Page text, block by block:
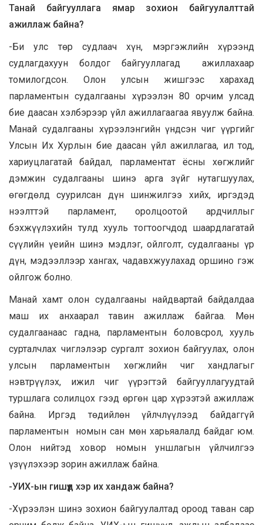
Танай байгууллага ямар зохион байгуулалттай
ажиллаж байна?
-Би улс төр судлаач хүн, мэргэжлийн хүрээнд
судлагдахуун болдог байгууллагад ажиллахаар
томилогдсон. Олон улсын жишгээс харахад
парламентын судалгааны хүрээлэн 80 орчим улсад
бие даасан хэлбэрээр үйл ажиллагаагаа явуулж байна.
Манай судалгааны хүрээлэнгийн үндсэн чиг үүргийг
Улсын Их Хурлын бие даасан үйл ажиллагаа, ил тод,
хариуцлагатай байдал, парламентат ёсны хөгжлийг
дэмжин судалгааны шинэ арга зүйг нутагшуулах,
өгөгдөлд суурилсан дүн шинжилгээ хийх, иргэдэд
нээлттэй парламент, оролцоотой ардчиллыг
бэхжүүлэхийн тулд хууль тогтоогчдод шаардлагатай
сүүлийн үеийн шинэ мэдлэг, ойлголт, судалгааны үр
дүн, мэдээллээр хангах, чадавхжуулахад оршино гэж
ойлгож болно.
Манай хамт олон судалгааны найдвартай байдалдаа
маш их анхаарал тавин ажиллаж байгаа. Мөн
судалгаанаас гадна, парламентын боловсрол, хууль
сурталчлах чиглэлээр сургалт зохион байгуулах, олон
улсын парламентын хөгжлийн чиг хандлагыг
нэвтрүүлэх, ижил чиг үүрэгтэй байгууллагуудтай
туршлага солилцох гээд өргөн цар хүрээтэй ажиллаж
байна. Иргэд төдийлөн үйлчлүүлээд байдаггүй
парламентын номын сан мөн харьяалалд байдаг юм.
Олон нийтэд ховор номын уншлагын үйлчилгээ
үзүүлэхээр зорин ажиллаж байна.
-УИХ-ын гишүүд хэр их хандаж байна?
-Хүрээлэн шинэ зохион байгуулалтад ороод таван сар